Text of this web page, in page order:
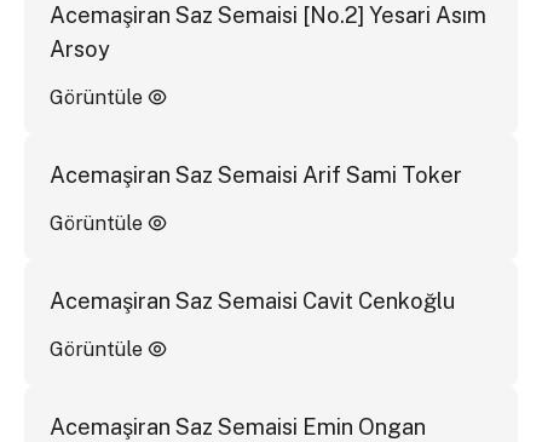
Acemaşiran Saz Semaisi [No.2] Yesari Asım
Arsoy
Görüntüle
Acemaşiran Saz Semaisi Arif Sami Toker
Görüntüle
Acemaşiran Saz Semaisi Cavit Cenkoğlu
Görüntüle
Acemaşiran Saz Semaisi Emin Ongan